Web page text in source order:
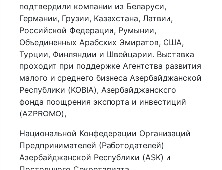
подтвердили компании из Беларуси,
Германии, Грузии, Казахстана, Латвии,
Российской Федерации, Румынии,
Объединенных Арабских Эмиратов, США,
Турции, Финляндии и Швейцарии. Выставка
проходит при поддержке Агентства развития
малого и среднего бизнеса Азербайджанской
Республики (KOBIA), Азербайджанского
фонда поощрения экспорта и инвестиций
(AZPROMO),
Национальной Конфедерации Организаций
Предпринимателей (Работодателей)
Азербайджанской Республики (ASK) и